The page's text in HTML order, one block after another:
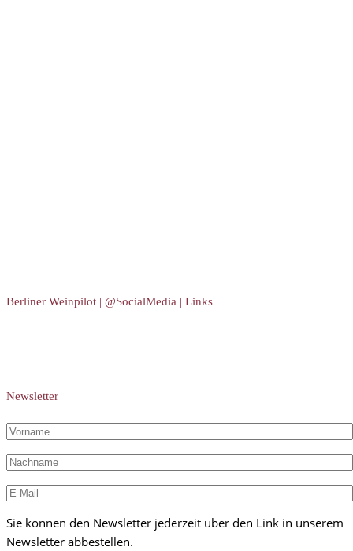
Berliner Weinpilot | @SocialMedia | Links
Newsletter
Sie können den Newsletter jederzeit über den Link in unserem
Newsletter abbestellen.